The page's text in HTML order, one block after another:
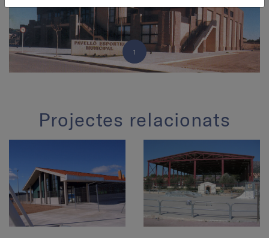
1
Projectes relacionats